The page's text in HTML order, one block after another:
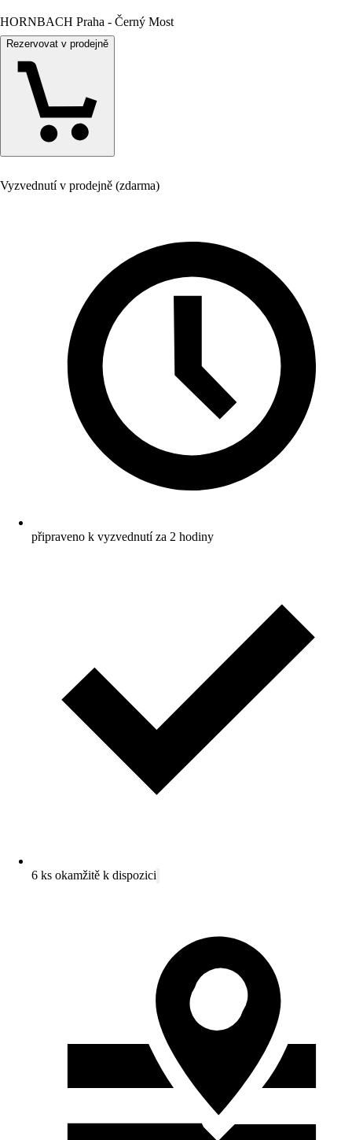
HORNBACH Praha - Černý Most
Rezervovat v prodejně
Vyzvednutí v prodejně (zdarma)
připraveno k vyzvednutí za 2 hodiny
6 ks okamžitě k dispozici